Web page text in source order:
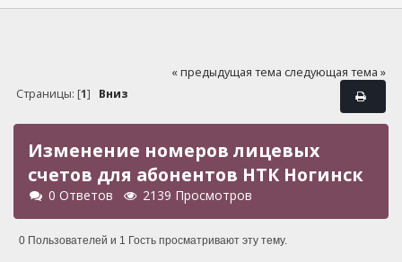
« предыдущая тема следующая тема »
Страницы: [1] Вниз
Изменение номеров лицевых
счетов для абонентов НТК Ногинск
0 Ответов 2139 Просмотров
0 Пользователей и 1 Гость просматривают эту тему.